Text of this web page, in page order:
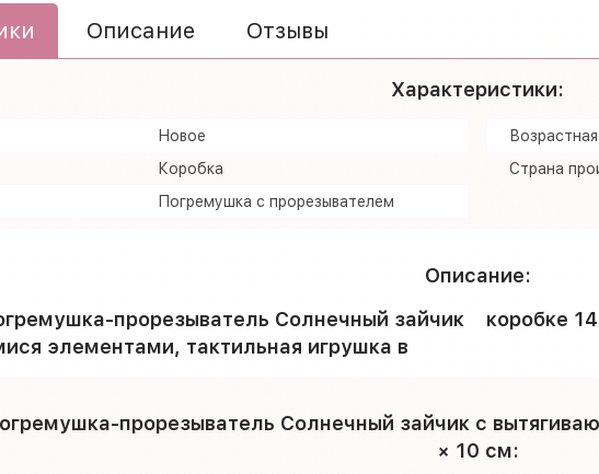
Описание Отзывы
Характеристики:
Новое
Коробка
Погремушка с прорезывателем
Страна
Описание:
прорезыватель Солнечный зайчик
элементами, тактильная игрушка в
коробке
прорезыватель Солнечный зайчик с
× 10 см: